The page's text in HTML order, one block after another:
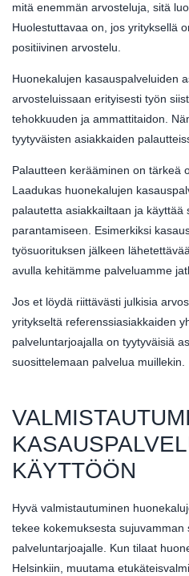
mitä enemmän arvosteluja, sitä
Huolestuttavaa on, jos yrityksellä
positiivinen arvostelu.
Huonekalujen kasauspalveluiden
arvosteluissaan erityisesti työn
tehokkuuden ja ammattitaidon.
tyytyväisten asiakkaiden
Palautteen kerääminen on tärkeä
Laadukas huonekalujen
palautetta asiakkailtaan ja käyttää
parantamiseen. Esimerkiksi
työsuorituksen jälkeen
avulla kehitämme palveluamme
Jos et löydä riittävästi julkisia
yritykseltä referenssiasiakkaiden
palveluntarjoajalla on tyytyväisiä
suosittelemaan palvelua muillekin.
KÄYTTÖÖN
Hyvä valmistautuminen
tekee kokemuksesta sujuvamman
palveluntarjoajalle. Kun tilaat
Helsinkiin, muutama